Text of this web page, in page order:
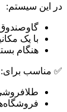
در این سیستم:
با یک
هنگام
✅ مناسب برای: